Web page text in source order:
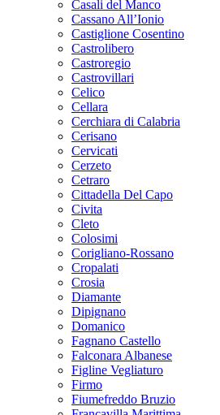
Casali del Manco
Cassano All’Ionio
Castiglione Cosentino
Castrolibero
Castroregio
Castrovillari
Celico
Cellara
Cerchiara di Calabria
Cerisano
Cervicati
Cerzeto
Cetraro
Cittadella Del Capo
Civita
Cleto
Colosimi
Corigliano-Rossano
Cropalati
Crosia
Diamante
Dipignano
Domanico
Fagnano Castello
Falconara Albanese
Figline Vegliaturo
Firmo
Fiumefreddo Bruzio